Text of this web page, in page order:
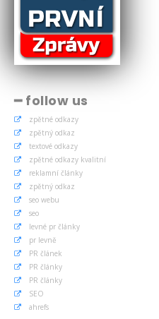
━ follow us
zpětné odkazy
zpětný odkaz
textové odkazy
zpětné odkazy kvalitní
reklamní články
zpětný odkaz
seo webu
seo
levné pr články
pr levně
PR článek
PR články
PR články
SEO
ahrefs